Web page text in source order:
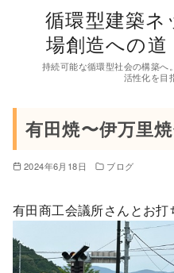
循環型建築
場創造への道
持続可能な循環型社会の構築へ
活性化を目
有田焼〜伊万里
2024年6月18日 ブログ
有田商工会議所さんとお打